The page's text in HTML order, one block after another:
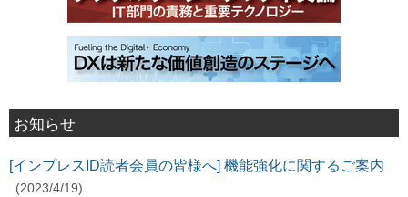
お知らせ
[インプレスID読者会員の皆様へ] 機能強化に関するご案内
(2023/4/19)